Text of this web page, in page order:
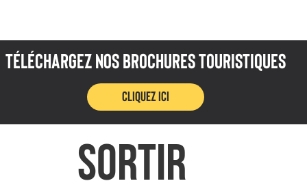
TÉLÉCHARGEZ NOS BROCHURES TOURISTIQUES
CLIQUEZ ICI
Sortir